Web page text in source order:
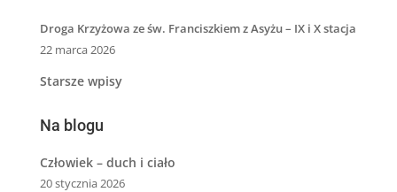
Droga Krzyżowa ze św. Franciszkiem z Asyżu – IX i X stacja
22 marca 2026
Starsze wpisy
Na blogu
Człowiek – duch i ciało
20 stycznia 2026